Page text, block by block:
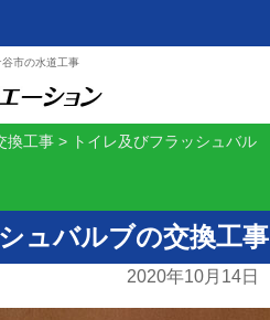
市の水道工事
換工事 > トイレ及びフラッシュバル
ュバルブの交換工事
2020年10月14日